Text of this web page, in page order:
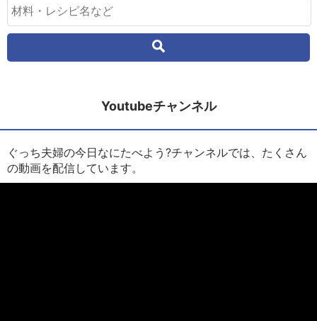
Youtubeチャンネル
ぐっち夫婦の今日なにたべよう?チャンネルでは、たくさん
の動画を配信しています。